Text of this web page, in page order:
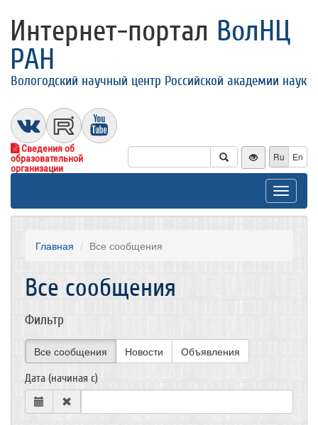
Интернет-портал ВолНЦ
РАН
Вологодский научный центр Российской академии наук
Сведения об
образовательной
организации
Ru En
Toggle
Главная Все сообщения
Все сообщения
Фильтр
Все сообщения Новости Объявления
Дата (начиная с)